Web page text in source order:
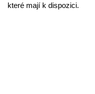
které mají k dispozici.